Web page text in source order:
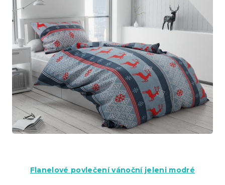
Flanelové povlečení vánoční jeleni modré